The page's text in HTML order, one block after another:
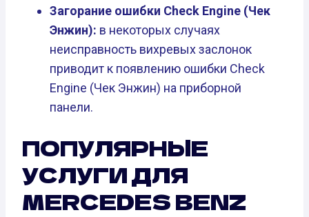
Загорание ошибки Check Engine (Чек
Энжин): в некоторых случаях
неисправность вихревых заслонок
приводит к появлению ошибки Check
Engine (Чек Энжин) на приборной
панели.
ПОПУЛЯРНЫЕ
УСЛУГИ ДЛЯ
MERCEDES BENZ